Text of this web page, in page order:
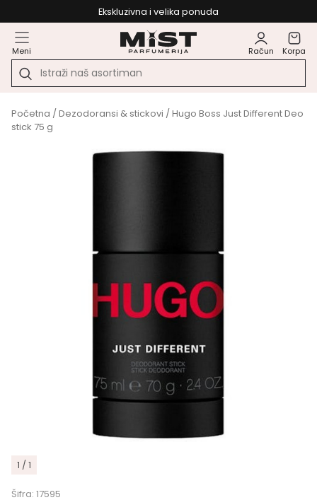
Ekskluzivna i velika ponuda
Meni Račun Korpa
Početna /Dezodoransi & stickovi / Hugo Boss Just Different Deo
stick 75 g
1 / 1
Šifra: 17595